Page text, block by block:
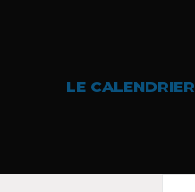
LE CALENDRIER